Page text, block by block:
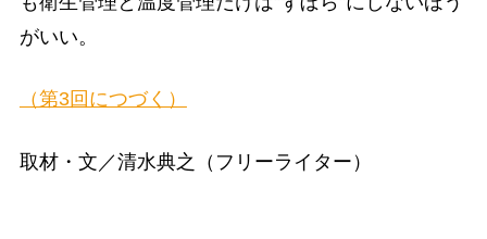
がいい。
（第3回につづく）
取材・文／清水典之（フリーライター）